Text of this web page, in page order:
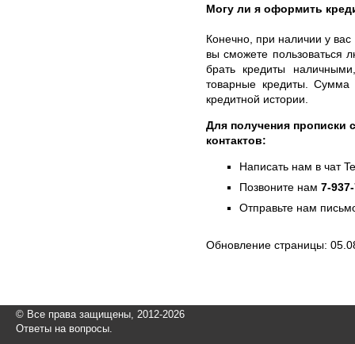
Могу ли я оформить
Конечно, при наличии у
вы сможете пользоваться
брать кредиты
товарные кредиты. Сумма
кредитной истории.
Для получения прописки
контактов:
Написать нам в чат
Позвоните нам 7-
Отправьте нам
Обновление страницы:
© Все права защищены, 2012-2026
Ответы на вопросы.